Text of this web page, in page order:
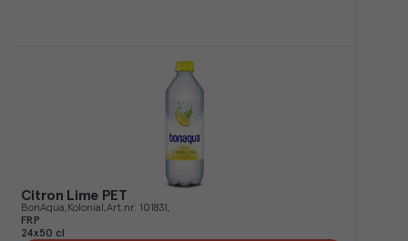
Citron Lime PET
BonAqua Kolonial Art.nr. 101831
FRP
24x50 cl